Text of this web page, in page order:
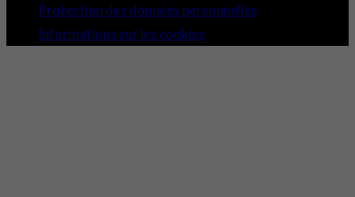
Protection des données personnelles
Informations sur les cookies